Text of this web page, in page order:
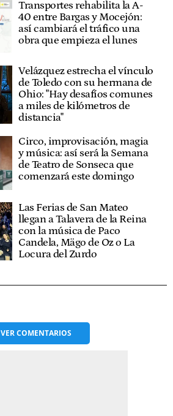
Transportes rehabilita la A-
40 entre Bargas y Mocejón:
así cambiará el tráfico una
obra que empieza el lunes
Velázquez estrecha el vínculo
de Toledo con su hermana de
Ohio: "Hay desafíos comunes
a miles de kilómetros de
distancia"
Circo, improvisación, magia
y música: así será la Semana
de Teatro de Sonseca que
comenzará este domingo
Las Ferias de San Mateo
llegan a Talavera de la Reina
con la música de Paco
Candela, Mägo de Oz o La
Locura del Zurdo
VERCOMENTARIOS